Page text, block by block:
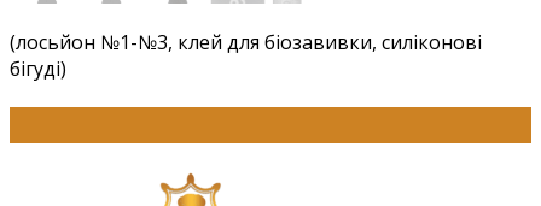
(лосьйон №1-№3, клей для біозавивки, силіконові
бігуді)